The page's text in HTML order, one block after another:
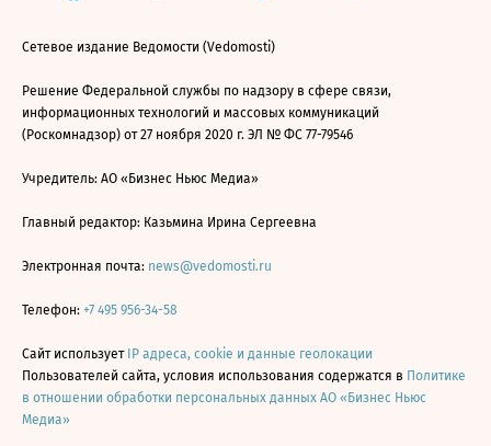
Сетевое издание Ведомости (Vedomosti)
Решение Федеральной службы по надзору в сфере связи,
информационных технологий и массовых коммуникаций
(Роскомнадзор) от 27 ноября 2020 г. ЭЛ № ФС 77-79546
Учредитель: АО «Бизнес Ньюс Медиа»
Главный редактор: Казьмина Ирина Сергеевна
Электронная почта: news@vedomosti.ru
Телефон: +7 495 956-34-58
Сайт использует IP адреса, cookie и данные геолокации
Пользователей сайта, условия использования содержатся в Политике
в отношении обработки персональных данных АО «Бизнес Ньюс
Медиа»